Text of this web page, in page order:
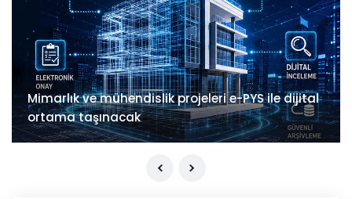
Mimarlık ve mühendislik projeleri e-PYS ile dijital
ortama taşınacak